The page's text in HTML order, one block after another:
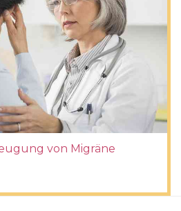
von Migräne